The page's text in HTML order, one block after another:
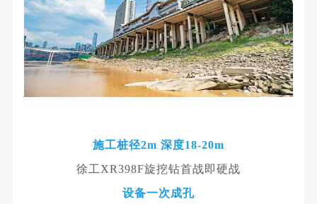
施工桩径2m 深度18-20m
徐工XR398F旋挖钻首战即硬战
设备一次成孔